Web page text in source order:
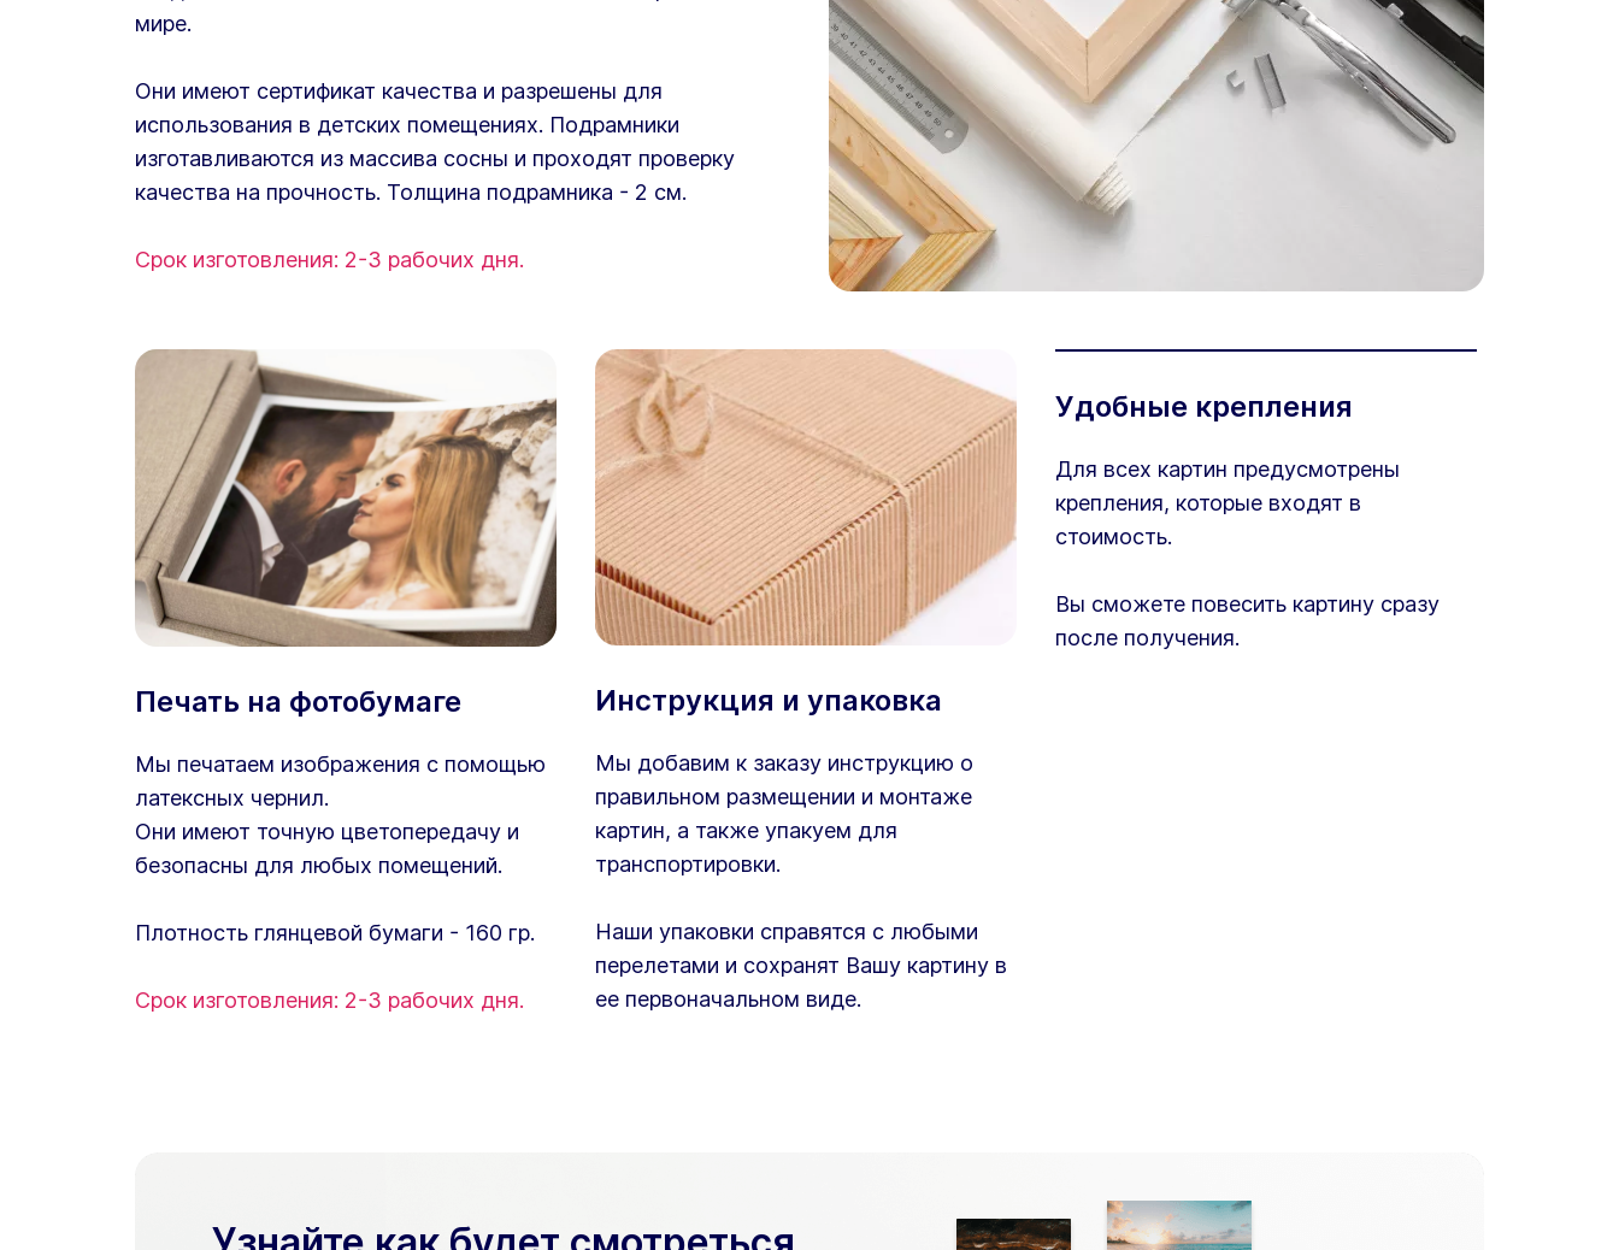
мире.
Они имеют сертификат качества и разрешены для
использования в детских помещениях. Подрамники
изготавливаются из массива сосны и проходят проверку
качества на прочность. Толщина подрамника - 2 см.
Срок изготовления: 2-3 рабочих дня.
Печать на фотобумаге
Мы печатаем изображения с помощью
латексных чернил.
Они имеют точную цветопередачу и
безопасны для любых помещений.
Плотность глянцевой бумаги - 160 гр.
Срок изготовления: 2-3 рабочих дня.
Инструкция и упаковка
Мы добавим к заказу инструкцию о
правильном размещении и монтаже
картин, а также упакуем для
транспортировки.
Наши упаковки справятся с любыми
перелетами и сохранят Вашу картину в
ее первоначальном виде.
Удобные крепления
Для всех картин предусмотрены
крепления, которые входят в
стоимость.
Вы сможете повесить картину сразу
после получения.